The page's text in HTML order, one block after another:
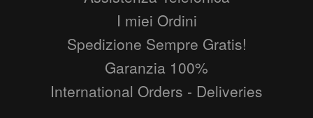
I miei Ordini
Spedizione Sempre Gratis!
Garanzia 100%
International Orders - Deliveries